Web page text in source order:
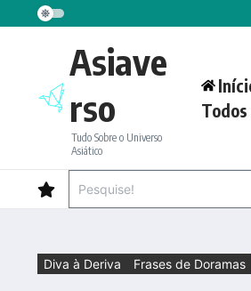
Ir para o conteúdo
Asiave
rso
Tudo Sobre o Universo
Asiático
Diva à Deriva Frases de Doramas